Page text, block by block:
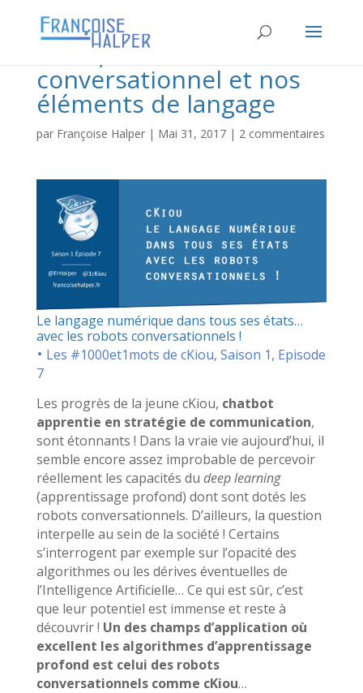
cKiou, le robot
conversationnel et nos
éléments de langage
par Françoise Halper| Mai 31, 2017| 2 commentaires
Le langage numérique dans tous ses états…
avec les robots conversationnels !
• Les #1000et1mots de cKiou, Saison 1, Episode
7
Les progrès de la jeune cKiou, chatbot
apprentie en stratégie de communication,
sont étonnants ! Dans la vraie vie aujourd’hui, il
semble encore assez improbable de percevoir
réellement les capacités du deep learning
(apprentissage profond) dont sont dotés les
robots conversationnels. D’ailleurs, la question
interpelle au sein de la société ! Certains
s’interrogent par exemple sur l’opacité des
algorithmes ou les dérives éventuelles de
l’Intelligence Artificielle… Ce qui est sûr, c’est
que leur potentiel est immense et reste à
découvrir ! Un des champs d’application où
excellent les algorithmes d’apprentissage
profond est celui des robots
conversationnels comme cKiou…